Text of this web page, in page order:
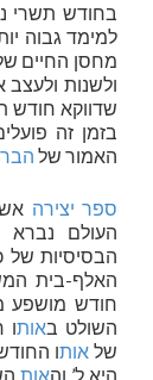
בחודש תשרי
למימד גבוה
מחסן החיים
ולשנות
שדווקא חודש
בזמן זה
האמור של
ספר יצירה
הבסיסיות של
האלף-בית
חודש
השולט באותו
שלאותו
היא ל’ והאות